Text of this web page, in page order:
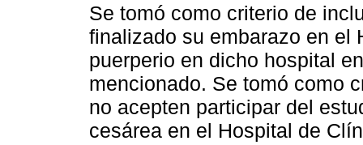
Se tomó como criterio de
finalizado su embarazo en el
puerperio en dicho hospital
mencionado. Se tomó como
no acepten participar del
cesárea en el Hospital de